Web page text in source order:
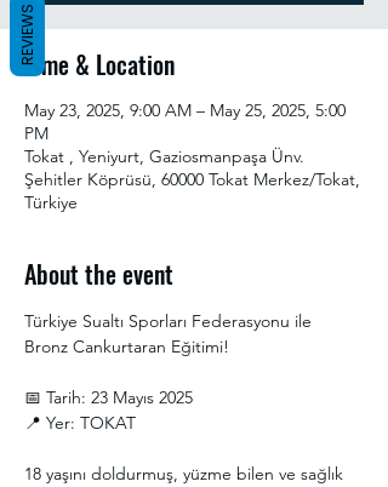
Time & Location
May 23, 2025, 9:00 AM – May 25, 2025, 5:00
PM
Tokat , Yeniyurt, Gaziosmanpaşa Ünv.
Şehitler Köprüsü, 60000 Tokat Merkez/Tokat,
Türkiye
About the event
Türkiye Sualtı Sporları Federasyonu ile
Bronz Cankurtaran Eğitimi!
📅 Tarih: 23 Mayıs 2025
📍 Yer: TOKAT
18 yaşını doldurmuş, yüzme bilen ve sağlık
REVIEWS